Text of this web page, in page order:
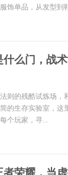
饰单品，从发型到
什么门，战
则的残酷试炼场，
的生存实验室，
个玩家，寻...
者荣耀，当